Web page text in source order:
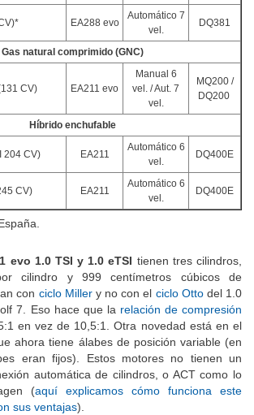
EA288 evo
Automático 7
vel.
DQ381
Gas natural comprimido (GNC)
CV) EA211 evo
Manual 6
vel. / Aut. 7
vel.
MQ200 /
DQ200
Híbrido enchufable
204 CV) EA211
Automático 6
vel.
DQ400E
CV) EA211
Automático 6
vel.
DQ400E
evo 1.0 TSI y 1.0 eTSI tienen tres cilindros,
cilindro y 999 centímetros cúbicos de
con ciclo Millery no con el ciclo Ottodel 1.0
7. Eso hace que la relación de compresión
en vez de 10,5:1. Otra novedad está en el
ahora tiene álabes de posición variable (en
eran fijos). Estos motores no tienen un
automática de cilindros, o ACT como lo
(aquí explicamos cómo funciona este
sus ventajas).